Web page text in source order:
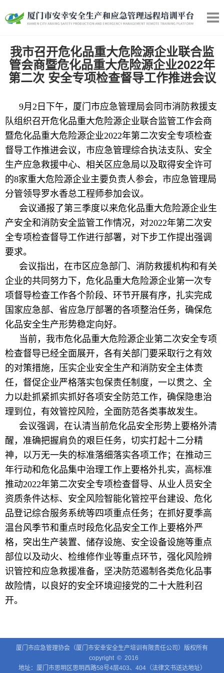
我市召开危化品重大危险源企业联合监
管会商暨危化品重大危险源企业2022年
第二次 安全专项检查督导工作推进会议
9月2日下午，厦门市应急管理局会同市消防救援支
队组织召开危化品重大危险源企业联合监管工作会商
暨危化品重大危险源企业2022年第二次安全专项检查
督导工作推进会议，市应急管理综合执法支队、安全
生产应急救援中心、相关区应急局以及取得安全许可
的8家重大危险源企业主要负责人参会，市应急管理局
分管领导罗水香总工程师参加会议。
会议通报了第三季度以来危化品重大危险源企业生
产安全和消防安全监管工作情况，对2022年第二次安
全专项检查督导工作进行部署，对下步工作提出强调
要求。
会议指出，在市区应急部门、消防救援机构和有关
企业的共同努力下，危化品重大危险源企业第一次专
项督导检查工作各个阶段、环节开展有序，扎实完成
国家应急部、省应急厅部署的各项整治任务，确保危
化品安全生产形势稳定向好。
当前，我市危化品重大危险源企业第二次安全专项
检查督导已经全面展开，各有关部门要采取行之有效
的对策措施，压实企业安全生产和消防安全主体责
任，督促企业严格落实包保责任制度，一以贯之、全
力以赴抓紧抓实抓好各项安全防范工作，确保隐患治
理到位，有效管控风险，全面防范各类事故发生。
会议强调，在认清当前危化品安全形势上要格外清
醒，准确把握肩负的艰巨任务，切实打起十二分精
神，以万无一失的标准落细落实各项工作；在推动三
年行动和危化品集中治理工作上要格外扎实，高标准
推动2022年第二次安全专项检查督导、从业人员安全
资质条件达标、安全风险智能化管控平台建设、危化
品登记综合服务系统等四项重点任务；在抓好夏季高
温台风季节和重点时段危化品安全工作上要格外严
格，突出生产装置、储存设施、安全设备设施等重点
部位以及动火、检维修作业等重点环节，强化风险辨
识管控和应急救援准备，坚决防范遏制各类危化品事
故险情，以良好的安全环境迎接党的二十大胜利召
开。
厦门市应急管理协会（厦门市安幸安全生产培训有限责任公司）版权所有
copyright © 2016
地址：厦门市思明区思明西路58号4层403、404（法律文书送达地址）